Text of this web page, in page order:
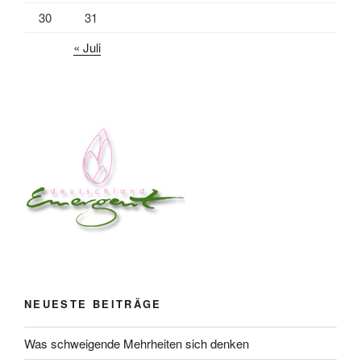
30
31
« Juli
NEUESTE BEITRÄGE
Was schweigende Mehrheiten sich denken